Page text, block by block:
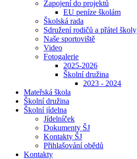
Zapojení do projektů
EU peníze školám
Školská rada
Sdružení rodičů a přátel školy
Naše sportoviště
Video
Fotogalerie
2025-2026
Školní družina
2023 - 2024
Mateřská škola
Školní družina
Školní jídelna
Jídelníček
Dokumenty ŠJ
Kontakty ŠJ
Přihlašování obědů
Kontakty